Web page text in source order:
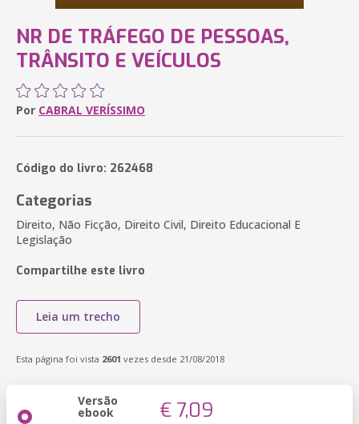
NR DE TRÁFEGO DE PESSOAS,
TRÂNSITO E VEÍCULOS
Por CABRAL VERÍSSIMO
Código do livro: 262468
Categorias
Direito, Não Ficção, Direito Civil, Direito Educacional E
Legislação
Compartilhe este livro
Leia um trecho
Esta página foi vista 2601 vezes desde 21/08/2018
Versão
ebook € 7,09